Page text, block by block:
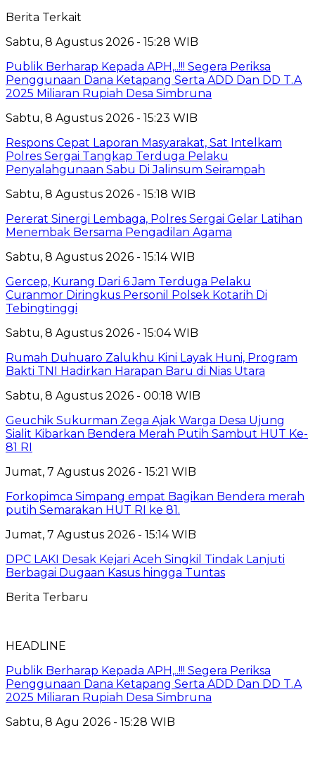
Berita Terkait
Sabtu, 8 Agustus 2026 - 15:28 WIB
Publik Berharap Kepada APH,..!!! Segera Periksa
Penggunaan Dana Ketapang Serta ADD Dan DD T.A
2025 Miliaran Rupiah Desa Simbruna
Sabtu, 8 Agustus 2026 - 15:23 WIB
Respons Cepat Laporan Masyarakat, Sat Intelkam
Polres Sergai Tangkap Terduga Pelaku
Penyalahgunaan Sabu Di Jalinsum Seirampah
Sabtu, 8 Agustus 2026 - 15:18 WIB
Pererat Sinergi Lembaga, Polres Sergai Gelar Latihan
Menembak Bersama Pengadilan Agama
Sabtu, 8 Agustus 2026 - 15:14 WIB
Gercep, Kurang Dari 6 Jam Terduga Pelaku
Curanmor Diringkus Personil Polsek Kotarih Di
Tebingtinggi
Sabtu, 8 Agustus 2026 - 15:04 WIB
Rumah Duhuaro Zalukhu Kini Layak Huni, Program
Bakti TNI Hadirkan Harapan Baru di Nias Utara
Sabtu, 8 Agustus 2026 - 00:18 WIB
Geuchik Sukurman Zega Ajak Warga Desa Ujung
Sialit Kibarkan Bendera Merah Putih Sambut HUT Ke-
81 RI
Jumat, 7 Agustus 2026 - 15:21 WIB
Forkopimca Simpang empat Bagikan Bendera merah
putih Semarakan HUT RI ke 81.
Jumat, 7 Agustus 2026 - 15:14 WIB
DPC LAKI Desak Kejari Aceh Singkil Tindak Lanjuti
Berbagai Dugaan Kasus hingga Tuntas
Berita Terbaru
HEADLINE
Publik Berharap Kepada APH,..!!! Segera Periksa
Penggunaan Dana Ketapang Serta ADD Dan DD T.A
2025 Miliaran Rupiah Desa Simbruna
Sabtu, 8 Agu 2026 - 15:28 WIB